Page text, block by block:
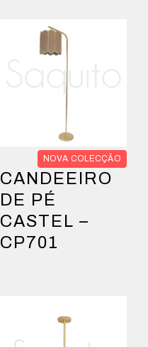
NOVA COLECÇÃO
CANDEEIRO
DE PÉ
CASTEL –
CP701